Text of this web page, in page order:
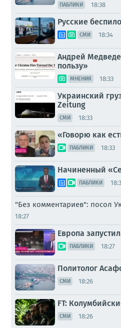
ПАБЛИКИ 18:38
Русские
СМИ 18:34
Андрей
пользу»
МНЕНИЯ 18:33
Украинский
Zeitung
СМИ 18:33
«Говорю как
ПАБЛИКИ 18:33
Начиненный
ПАБЛИКИ
"Без комментариев": посол
18:27
Европа
ПАБЛИКИ 18:27
Политолог
СМИ 18:26
FT:
СМИ 18:26